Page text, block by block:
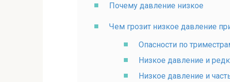
Почему давление низкое
Чем грозит низкое давление
Опасности по
Низкое давление и
Низкое давление и